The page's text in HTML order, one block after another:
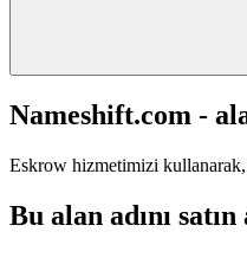
Nameshift.com -
Eskrow hizmetimizi kullanarak,
Bu alan adını satın